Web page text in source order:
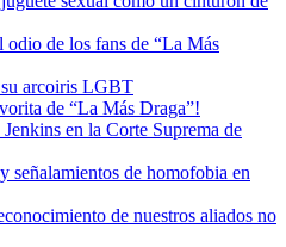
odio de los fans de “La Más
arcoiris LGBT
de “La Más Draga”!
en la Corte Suprema de
señalamientos de homofobia en
de nuestros aliados no